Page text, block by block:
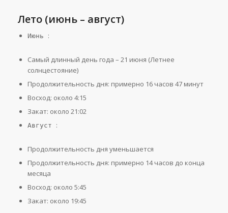
Лето (июнь – август)
Июнь :
Самый длинный день года – 21 июня (Летнее
солнцестояние)
Продолжительность дня: примерно 16 часов 47 минут
Восход: около 4:15
Закат: около 21:02
Август :
Продолжительность дня уменьшается
Продолжительность дня: примерно 14 часов до конца
месяца
Восход: около 5:45
Закат: около 19:45